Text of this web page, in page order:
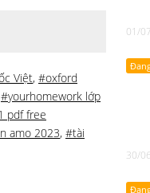
Việt, #oxford
#yourhomework lớp
pdf free
amo 2023, #tài
01/
30/